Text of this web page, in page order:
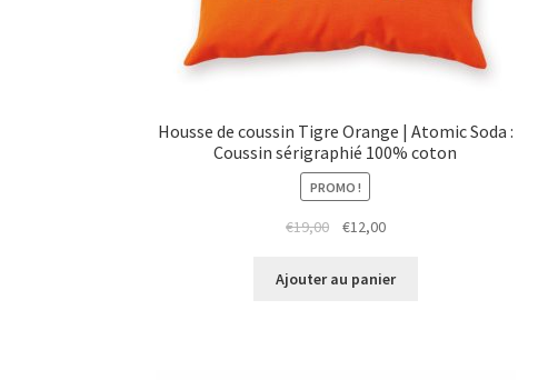
Housse de coussin Tigre Orange | Atomic Soda :
Coussin sérigraphié 100% coton
PROMO !
€19,00
Le
initial
€12,00Le
actuel
Ajouter au panier